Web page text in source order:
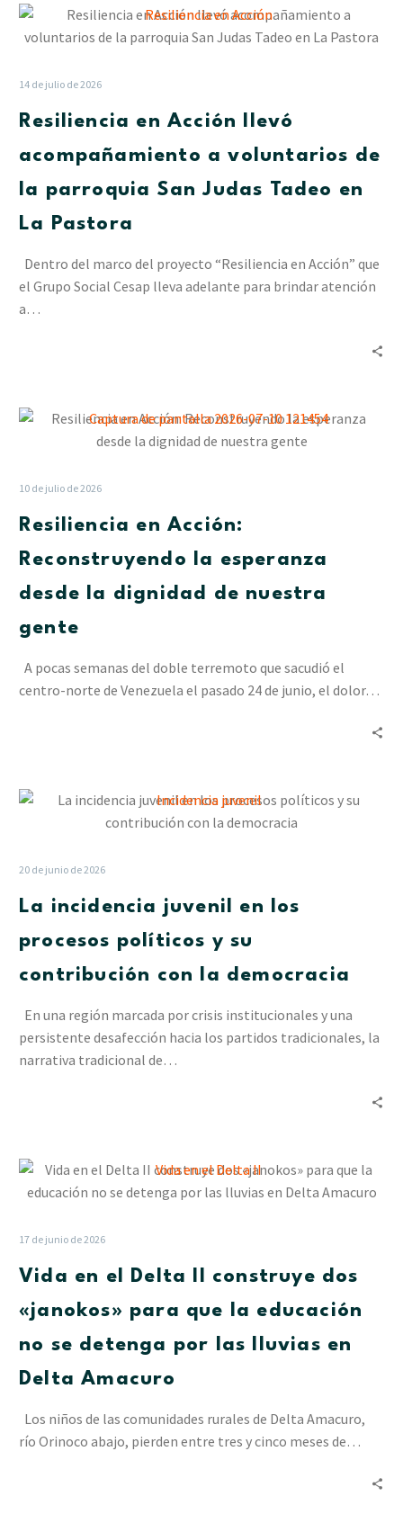
Resiliencia
en
a
voluntarios
la
Judas
Tadeo
14 de julio de 2026
Resiliencia en Acción llevó
acompañamiento a voluntarios de
la parroquia San Judas Tadeo en
La Pastora
Dentro del marco del proyecto “Resiliencia en Acción” que
el Grupo Social Cesap lleva adelante para brindar atención
a…
Resiliencia
en
esperanza
desde
dignidad
gente
10 de julio de 2026
Resiliencia en Acción:
Reconstruyendo la esperanza
desde la dignidad de nuestra
gente
A pocas semanas del doble terremoto que sacudió el
centro-norte de Venezuela el pasado 24 de junio, el dolor…
La
incidencia
procesos
políticos
su
con
la
20 de junio de 2026
La incidencia juvenil en los
procesos políticos y su
contribución con la democracia
En una región marcada por crisis institucionales y una
persistente desafección hacia los partidos tradicionales, la
narrativa tradicional de…
Vida
en
construye
dos
para
educación
no
17 de junio de 2026
Vida en el Delta II construye dos
«janokos» para que la educación
no se detenga por las lluvias en
Delta Amacuro
Los niños de las comunidades rurales de Delta Amacuro,
río Orinoco abajo, pierden entre tres y cinco meses de…